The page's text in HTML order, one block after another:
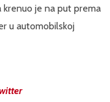
krenuo je na put prema
u automobilskoj